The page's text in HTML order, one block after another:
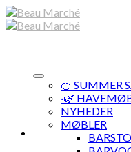
Skip
to
🍊 SUMMER
·🌿
NYHEDER
MØBLER